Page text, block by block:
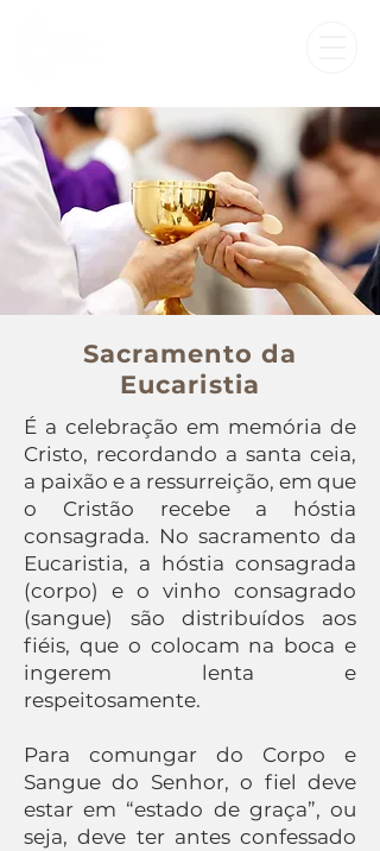
Sacramento da
Eucaristia
É a celebração em memória de
Cristo, recordando a santa ceia,
a paixão e a ressurreição, em que
o Cristão recebe a hóstia
consagrada. No sacramento da
Eucaristia, a hóstia consagrada
(corpo) e o vinho consagrado
(sangue) são distribuídos aos
fiéis, que o colocam na boca e
ingerem lenta e
respeitosamente.
Para comungar do Corpo e
Sangue do Senhor, o fiel deve
estar em “estado de graça”, ou
seja, deve ter antes confessado